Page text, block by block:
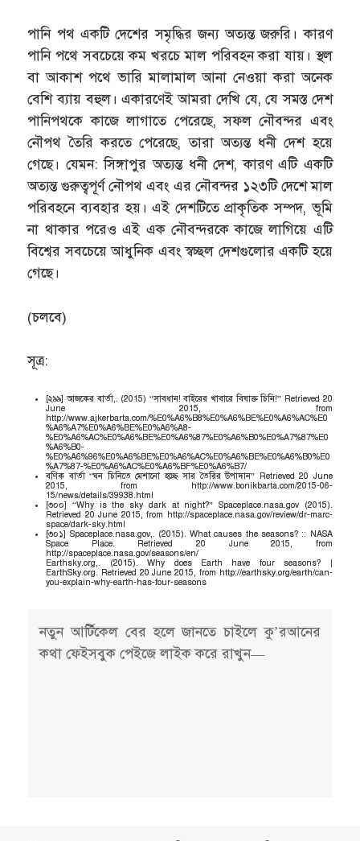
পানি পথ একটি দেশের সমৃদ্ধির জন্য অত্যন্ত জরুরি। কারণ
পানি পথে সবচেয়ে কম খরচে মাল পরিবহন করা যায়। স্থল
বা আকাশ পথে ভারি মালামাল আনা নেওয়া করা অনেক
বেশি ব্যায় বহুল। একারণেই আমরা দেখি যে, যে সমস্ত দেশ
পানিপথকে কাজে লাগাতে পেরেছে, সফল নৌবন্দর এবং
নৌপথ তৈরি করতে পেরেছে, তারা অত্যন্ত ধনী দেশ হয়ে
গেছে। যেমন: সিঙ্গাপুর অত্যন্ত ধনী দেশ, কারণ এটি একটি
অত্যন্ত গুরুত্বপূর্ণ নৌপথ এবং এর নৌবন্দর ১২৩টি দেশে মাল
পরিবহনে ব্যবহার হয়। এই দেশটিতে প্রাকৃতিক সম্পদ, ভূমি
না থাকার পরেও এই এক নৌবন্দরকে কাজে লাগিয়ে এটি
বিশ্বের সবচেয়ে আধুনিক এবং স্বচ্ছল দেশগুলোর একটি হয়ে
গেছে।
(চলবে)
সূত্র:
[২৯৯] আজকের বার্তা,. (2015) “সাবধান! বাইরের খাবারে বিষাক্ত চিনি!” Retrieved 20
June 2015, from
http://www.ajkerbarta.com/%E0%A6%B8%E0%A6%BE%E0%A6%AC%E0
%A6%A7%E0%A6%BE%E0%A6%A8-
%E0%A6%AC%E0%A6%BE%E0%A6%87%E0%A6%B0%E0%A7%87%E0
%A6%B0-
%E0%A6%96%E0%A6%BE%E0%A6%AC%E0%A6%BE%E0%A6%B0%E0
%A7%87-%E0%A6%AC%E0%A6%BF%E0%A6%B7/
বণিক বার্তা “ঘন চিনিতে মেশানো হচ্ছে সার তৈরির উপাদান” Retrieved 20 June
2015, from http://www.bonikbarta.com/2015-06-
15/news/details/39938.html
[৩০০] “Why is the sky dark at night?” Spaceplace.nasa.gov (2015).
Retrieved 20 June 2015, from http://spaceplace.nasa.gov/review/dr-marc-
space/dark-sky.html
[৩০১] Spaceplace.nasa.gov,. (2015). What causes the seasons? :: NASA
Space Place. Retrieved 20 June 2015, from
http://spaceplace.nasa.gov/seasons/en/
Earthsky.org,. (2015). Why does Earth have four seasons? |
EarthSky.org. Retrieved 20 June 2015, from http://earthsky.org/earth/can-
you-explain-why-earth-has-four-seasons
নতুন আর্টিকেল বের হলে জানতে চাইলে কু’রআনের
কথা ফেইসবুক পেইজে লাইক করে রাখুন—